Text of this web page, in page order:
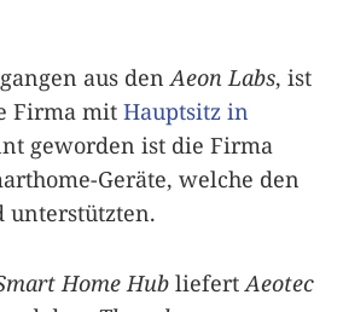
aus den Aeon Labs, ist
Firma mit Hauptsitz in
geworden ist die Firma
Geräte, welche den
unterstützten.
Home Hub liefert Aeotec